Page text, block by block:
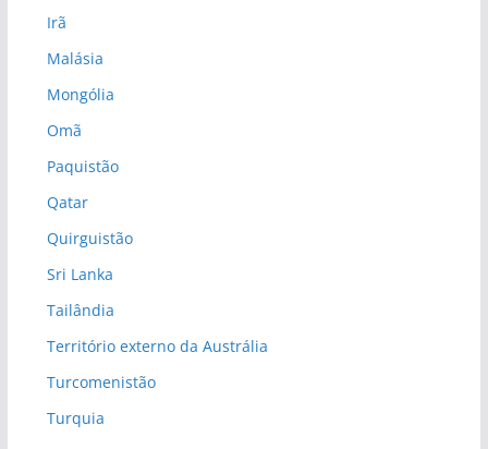
Irã
Malásia
Mongólia
Omã
Paquistão
Qatar
Quirguistão
Sri Lanka
Tailândia
Território externo da Austrália
Turcomenistão
Turquia